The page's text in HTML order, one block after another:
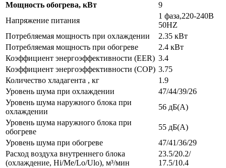
Мощность обогрева, кВт
9
Напряжение питания
1 фаза,220-240В
50HZ
Потребляемая мощность при охлаждении
2.35 кВт
Потребляемая мощность при обогреве
2.4 кВт
Коэффициент энергоэффективности (EER) 3.4
Коэффициент энергоэффективности (COP) 3.75
Количество хладагента , кг
1.9
Уровень шума при охлаждении
47/44/39/26
Уровень шума наружного блока при
охлаждении
56 дБ(А)
Уровень шума наружного блока при
обогреве
55 дБ(А)
Уровень шума при обогреве
47/41/36/29
Расход воздуха внутреннего блока
(охлаждение, Hi/Me/Lo/Ulo), м³/мин
23.5/20.2/
17.5/10.4